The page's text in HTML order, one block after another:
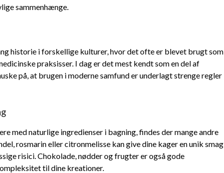
sammenhænge.
historie i forskellige kulturer, hvor det ofte er blevet brugt som
praksisser. I dag er det mest kendt som en del af
på, at brugen i moderne samfund er underlagt strenge regler
med naturlige ingredienser i bagning, findes der mange andre
rosmarin eller citronmelisse kan give dine kager en unik smag
risici. Chokolade, nødder og frugter er også gode
til dine kreationer.